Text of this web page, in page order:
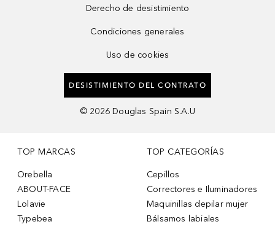
Derecho de desistimiento
Condiciones generales
Uso de cookies
DESISTIMIENTO DEL CONTRATO
© 2026 Douglas Spain S.A.U
TOP MARCAS
Orebella
ABOUT-FACE
Lolavie
Typebea
TOP CATEGORÍAS
Cepillos
Correctores e Iluminadores
Maquinillas depilar mujer
Bálsamos labiales